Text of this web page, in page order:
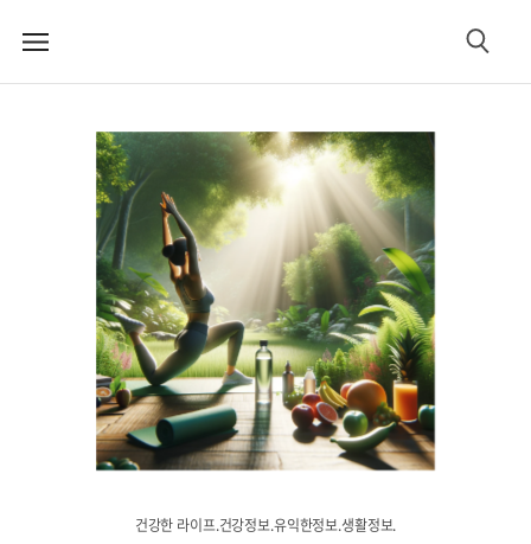
메
검
건강한 라이프.건강정보.유익한정보.생활정보.